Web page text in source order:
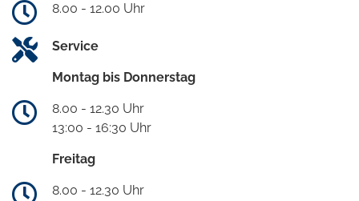
8.00 - 12.00 Uhr
Service
Montag bis Donnerstag
8.00 - 12.30 Uhr
13:00 - 16:30 Uhr
Freitag
8.00 - 12.30 Uhr